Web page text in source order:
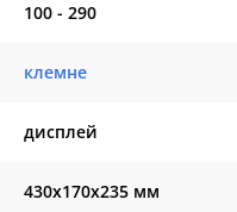
100 - 290
клемне
дисплей
430х170х235 мм